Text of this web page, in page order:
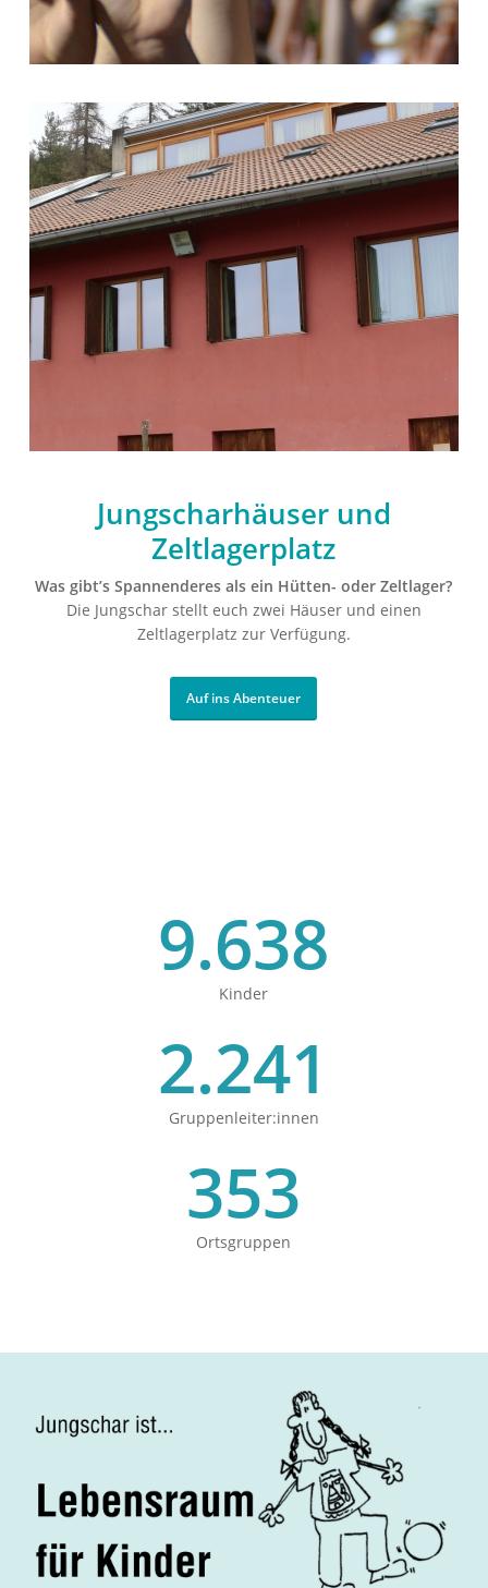
Jungscharhäuser und
Zeltlagerplatz
Was gibt’s Spannenderes als ein Hütten- oder Zeltlager?
Die Jungschar stellt euch zwei Häuser und einen
Zeltlagerplatz zur Verfügung.
Auf ins Abenteuer
9.638
Kinder
2.241
Gruppenleiter:innen
353
Ortsgruppen